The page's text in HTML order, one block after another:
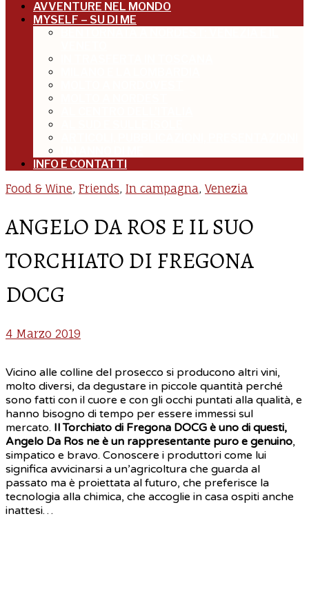
AVVENTURE NEL MONDO
MYSELF – SU DI ME
INFO E CONTATTI
Food & Wine, Friends, In campagna, Venezia
ANGELO DA ROS E IL SUO
TORCHIATO DI FREGONA
DOCG
4 Marzo 2019
Vicino alle colline del prosecco si producono altri vini,
molto diversi, da degustare in piccole quantità perché
sono fatti con il cuore e con gli occhi puntati alla qualità, e
hanno bisogno di tempo per essere immessi sul
mercato. Il Torchiato di Fregona DOCG è uno di questi,
Angelo Da Ros ne è un rappresentante puro e genuino,
simpatico e bravo. Conoscere i produttori come lui
significa avvicinarsi a un’agricoltura che guarda al
passato ma è proiettata al futuro, che preferisce la
tecnologia alla chimica, che accoglie in casa ospiti anche
inattesi…